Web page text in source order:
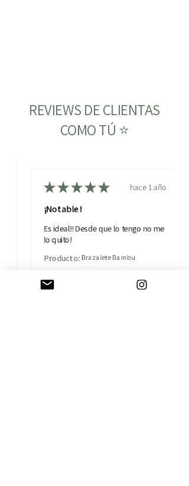
REVIEWS DE CLIENTAS
COMO TÚ ⭐
★★★★★ hace 1 año
¡Notable!
Es ideal!! Desde que lo tengo no me
lo quito!
Producto: Brazalete Bambu
Isabel B.
Madrid, MD